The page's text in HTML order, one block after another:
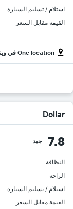
استلام / تسليم السيارة
القيمة مقابل السعر
One location في وينيبيغ
Dollar
7.8 جيد
النظافة
الراحة
استلام / تسليم السيارة
القيمة مقابل السعر